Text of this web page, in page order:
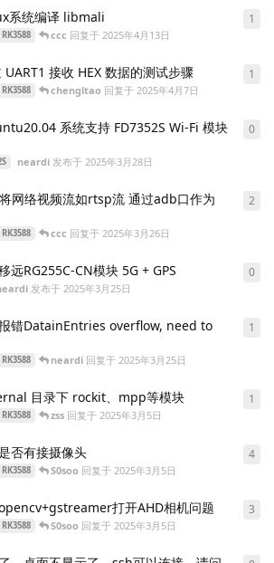
系统编译 libmali
RK3588 ccc 回复于 2025年4月13日
1
UART1 接收 HEX 数据的测试步骤
RK3588 chengltao 回复于 2025年4月7日
1
系统支持 FD7352S Wi-Fi 模块
neardi发布于 2025年3月28日
0
网络视频流如rtsp流 通过adb口作为
RK3588 ccc 回复于 2025年3月26日
2
远RG255C-CN模块 5G + GPS
发布于 2025年3月25日
0
错DatainEntries overflow, need to
RK3588 neardi回复于 2025年3月25日
1
目录下 rockit、mpp等模块
RK3588 zss回复于 2025年3月5日
1
否有接摄像头
RK3588 S0soo 回复于 2025年3月5日
4
打开AHD相机问题
RK3588 S0soo 回复于 2025年3月5日
3